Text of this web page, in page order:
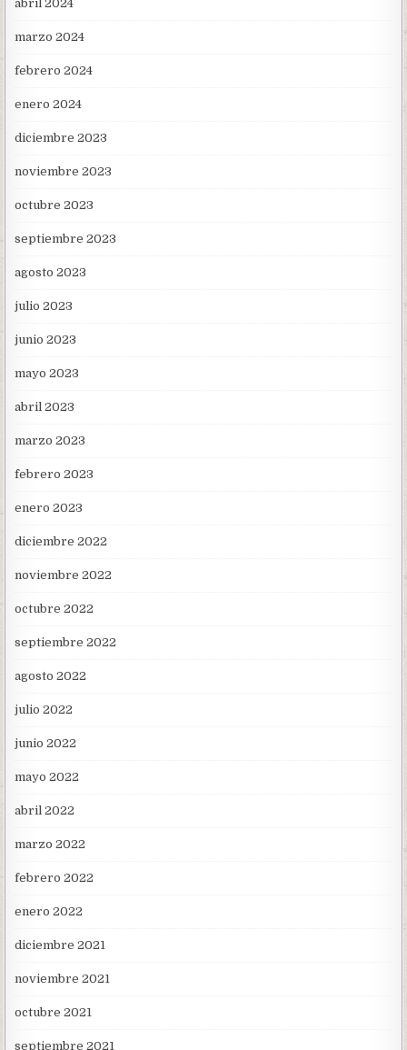
abril 2024
marzo 2024
febrero 2024
enero 2024
diciembre 2023
noviembre 2023
octubre 2023
septiembre 2023
agosto 2023
julio 2023
junio 2023
mayo 2023
abril 2023
marzo 2023
febrero 2023
enero 2023
diciembre 2022
noviembre 2022
octubre 2022
septiembre 2022
agosto 2022
julio 2022
junio 2022
mayo 2022
abril 2022
marzo 2022
febrero 2022
enero 2022
diciembre 2021
noviembre 2021
octubre 2021
septiembre 2021